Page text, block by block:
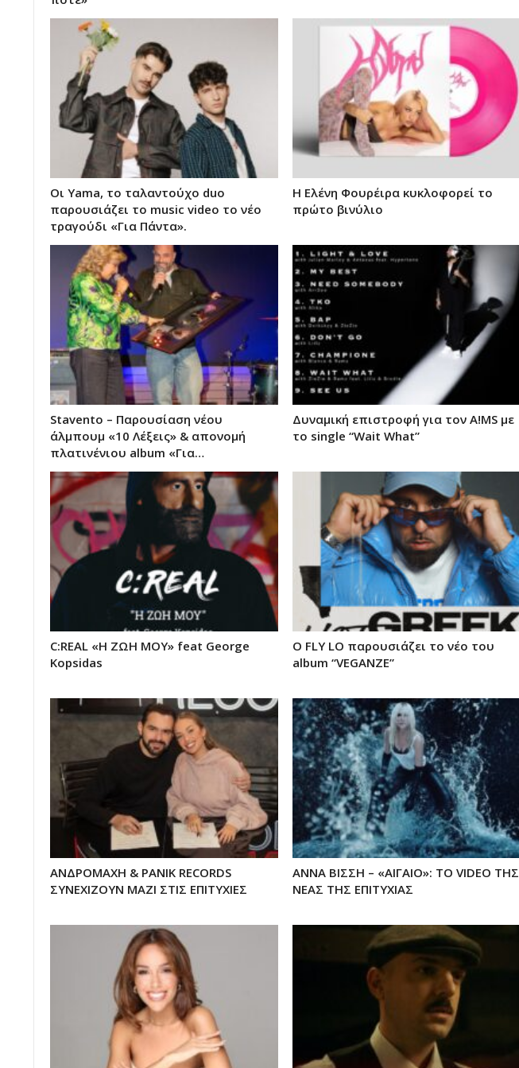
Οι Yama, το ταλαντούχο duo
παρουσιάζει το music video το νέο
τραγούδι «Για Πάντα».
Η Ελένη Φουρέιρα κυκλοφορεί το
πρώτο βινύλιο
Stavento – Παρουσίαση νέου
άλμπουμ «10 Λέξεις» & απονομή
πλατινένιου album «Για…
Δυναμική επιστροφή για τον A!MS με
το single “Wait What”
C:REAL «Η ΖΩΗ ΜΟΥ» feat George
Kopsidas
Ο FLY LO παρουσιάζει το νέο του
album “VEGANZE”
ΑΝΔΡΟΜΑΧΗ & PANIK RECORDS
ΣΥΝΕΧΙΖΟΥΝ ΜΑΖΙ ΣΤΙΣ ΕΠΙΤΥΧΙΕΣ
ΑΝΝΑ ΒΙΣΣΗ – «ΑΙΓΑΙΟ»: ΤΟ VIDEO ΤΗΣ
ΝΕΑΣ ΤΗΣ ΕΠΙΤΥΧΙΑΣ